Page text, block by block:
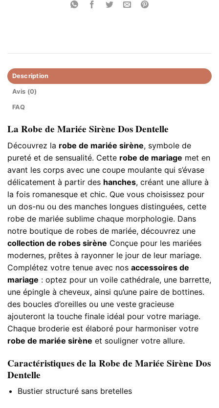
Description
Avis (0)
FAQ
La Robe de Mariée Sirène Dos Dentelle
Découvrez la robe de mariée sirène, symbole de
pureté et de sensualité. Cette robe de mariage met en
avant les corps avec une coupe moulante qui s’évase
délicatement à partir des hanches, créant une allure à
la fois romanesque et chic. Que vous choisissez pour
un dos-nu ou des manches longues distinguées, cette
robe de mariée sublime chaque morphologie. Dans
notre boutique de robes de mariée, découvrez une
collection de robes sirène Conçue pour les mariées
modernes, prêtes à rayonner le jour de leur mariage.
Complétez votre tenue avec nos accessoires de
mariage : optez pour un voile cathédrale, une barrette,
une épingle à cheveux, ainsi qu’une paire de bottines.
des boucles d’oreilles ou une veste gracieuse
ajouteront la touche finale idéal pour votre mariage.
Chaque broderie est élaboré pour harmoniser votre
robe de mariée sirène et souligner votre allure.
Caractéristiques de la Robe de Mariée Sirène Dos
Dentelle
Bustier structuré sans bretelles